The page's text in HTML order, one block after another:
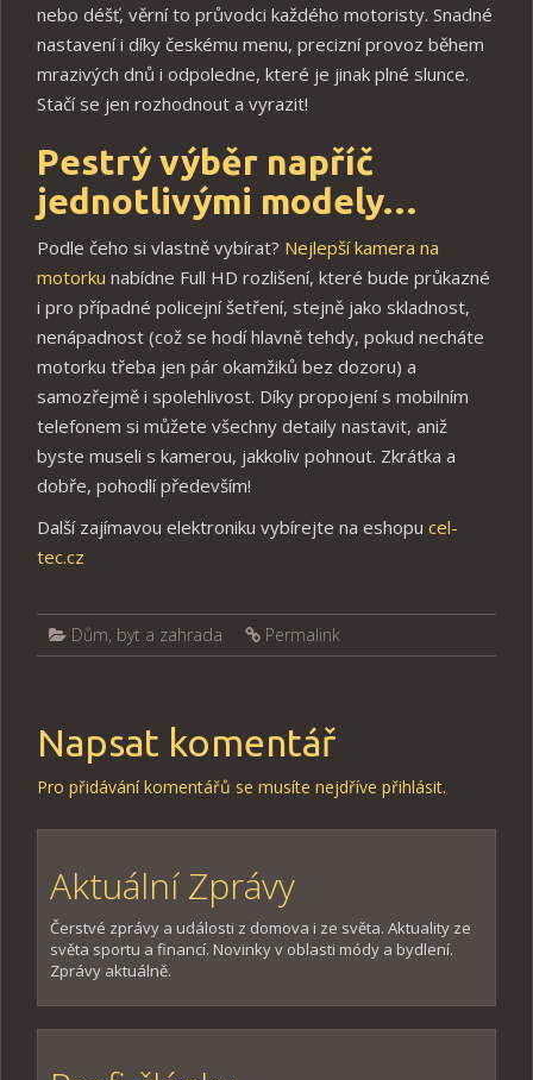
nebo déšť, věrní to průvodci každého motoristy. Snadné
nastavení i díky českému menu, precizní provoz během
mrazivých dnů i odpoledne, které je jinak plné slunce.
Stačí se jen rozhodnout a vyrazit!
Pestrý výběr napříč
jednotlivými modely…
Podle čeho si vlastně vybírat? Nejlepší kamera na
motorku nabídne Full HD rozlišení, které bude průkazné
i pro případné policejní šetření, stejně jako skladnost,
nenápadnost (což se hodí hlavně tehdy, pokud necháte
motorku třeba jen pár okamžiků bez dozoru) a
samozřejmě i spolehlivost. Díky propojení s mobilním
telefonem si můžete všechny detaily nastavit, aniž
byste museli s kamerou, jakkoliv pohnout. Zkrátka a
dobře, pohodlí především!
Další zajímavou elektroniku vybírejte na eshopu cel-
tec.cz
Dům, byt a zahrada Permalink
Napsat komentář
Pro přidávání komentářů se musíte nejdříve přihlásit.
Aktuální Zprávy
Čerstvé zprávy a události z domova i ze světa. Aktuality ze
světa sportu a financí. Novinky v oblasti módy a bydlení.
Zprávy aktuálně.